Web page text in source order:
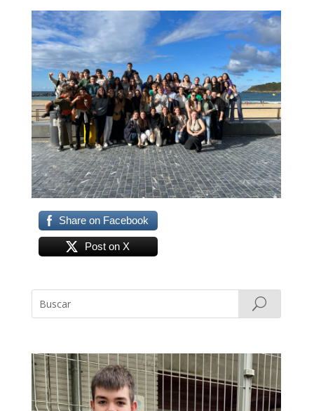
Share on Facebook
Post on X